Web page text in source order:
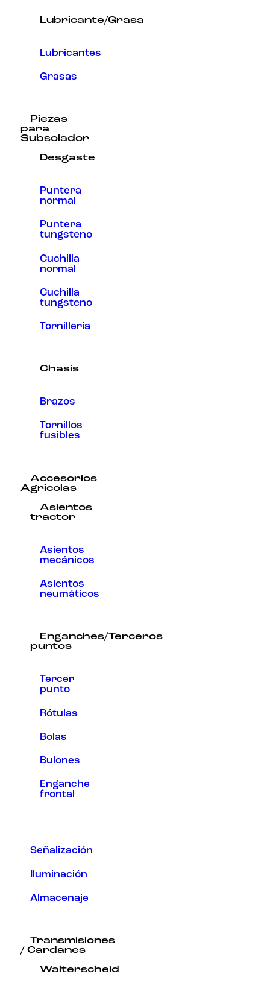
Lubricante/Grasa
Lubricantes
Grasas
Piezas
para
Subsolador
Desgaste
Puntera
normal
Puntera
tungsteno
Cuchilla
normal
Cuchilla
tungsteno
Tornilleria
Chasis
Brazos
Tornillos
fusibles
Accesorios
Agricolas
Asientos
tractor
Asientos
mecánicos
Asientos
neumáticos
Enganches/Terceros
puntos
Tercer
punto
Rótulas
Bolas
Bulones
Enganche
frontal
Señalización
Iluminación
Almacenaje
Transmisiones
/ Cardanes
Walterscheid